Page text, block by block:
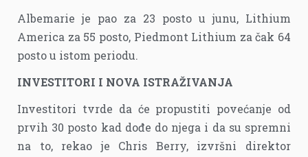
Albemarie je pao za 23 posto u junu, Lithium
America za 55 posto, Piedmont Lithium za čak 64
posto u istom periodu.
INVESTITORI I NOVA ISTRAŽIVANJA
Investitori tvrde da će propustiti povećanje od
prvih 30 posto kad dođe do njega i da su spremni
na to, rekao je Chris Berry, izvršni direktor